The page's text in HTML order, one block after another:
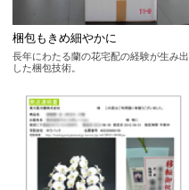
梱包もきめ細やかに
長年にわたる蘭の花宅配の経験が生み出
した梱包技術。